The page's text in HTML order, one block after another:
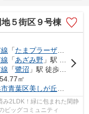
５街区９号棟
「たまプラーザ」駅 徒歩
「あざみ野」駅 徒歩25分
「鷺沼 」駅 徒歩30分
㎡
青葉区美しが丘
2LDK！緑に包まれた閑静
ビッグコミュニティ